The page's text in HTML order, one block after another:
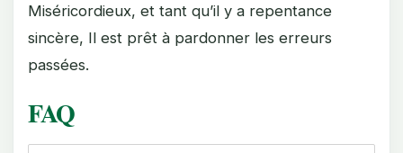
Miséricordieux, et tant qu’il y a repentance
sincère, Il est prêt à pardonner les erreurs
passées.
FAQ